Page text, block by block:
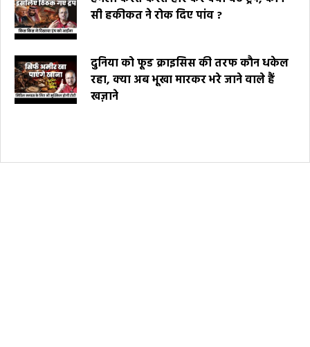
सी हकीकत ने रोक दिए पांव ?
दुनिया को फूड क्राइसिस की तरफ कौन धकेल
रहा, क्या अब भूखा मारकर भरे जाने वाले हैं
खज़ाने